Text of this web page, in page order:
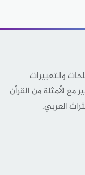
والتعبيرات
الأمثلة من القرأن
العربي.